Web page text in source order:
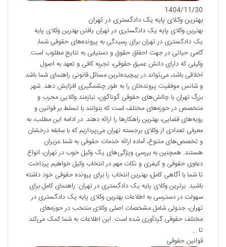
1404/11/30
بهترین وکلای پایه یک دادگستری در تهران
بهترین وکلای پایه یک دادگستری در تهران یافتن بهترین وکلای پایه
یک دادگستری در تهران برای رسیدگی به پرونده‌های حقوقی شما،
گامی حیاتی در جهت احقاق حقوق و دستیابی به نتایج مطلوب است.
وکیلی که دارای دانش عمیق حقوقی، تجربه کافی و تعهد به اصول
اخلاقی باشد، می‌تواند در پیچیده‌ترین مسائل قانونی راهنمای شما باشد
و شانس موفقیت پرونده‌تان را به طور چشمگیری افزایش دهد. شهر
بزرگ تهران با چالش‌های حقوقی گوناگون، نیازمند وکلایی مجرب و
متخصص در حوزه‌های مختلف است که بتوانند با تسلط بر قوانین و
رویه‌های قضایی، بهترین راهکارها را ارائه دهند. در ادامه این مطلب، به
معرفی تعدادی از وکلای برجسته تهران می‌پردازیم که با سابقه درخشان
و تخصص‌های متنوع، آماده ارائه خدمات حقوقی به شما عزیزان
هستند. همچنین به بررسی ویژگی‌های یک وکیل خوب در تهران، انواع
دعاوی حقوقی و کیفری و نکات مهم در انتخاب وکیل خواهیم پرداخت
تا شما با آگاهی کامل، بهترین انتخاب را برای پرونده حقوقی خود داشته
باشید. برترین وکلای پایه یک دادگستری در تهران: راهنمای کامل برای
سهولت در دسترسی به اطلاعات بهترین وکلای پایه یک دادگستری در
تهران، جدولی شامل مشخصات اصلی وکلای منتخب در حوزه‌های
مختلف حقوقی گردآوری شده است. این اطلاعات به شما کمک می‌کند
تا …
قوانین حقوقی